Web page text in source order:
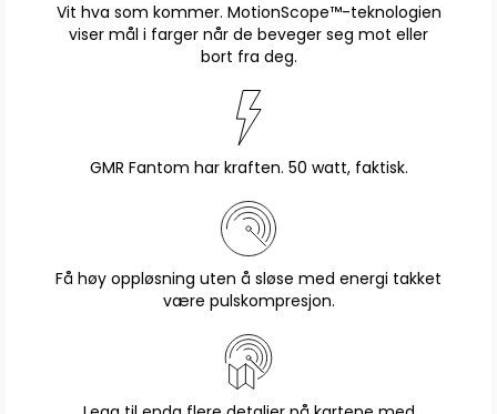
Vit hva som kommer. MotionScope™-teknologien
viser mål i farger når de beveger seg mot eller
bort fra deg.
GMR Fantom har kraften. 50 watt, faktisk.
Få høy oppløsning uten å sløse med energi takket
være pulskompresjon.